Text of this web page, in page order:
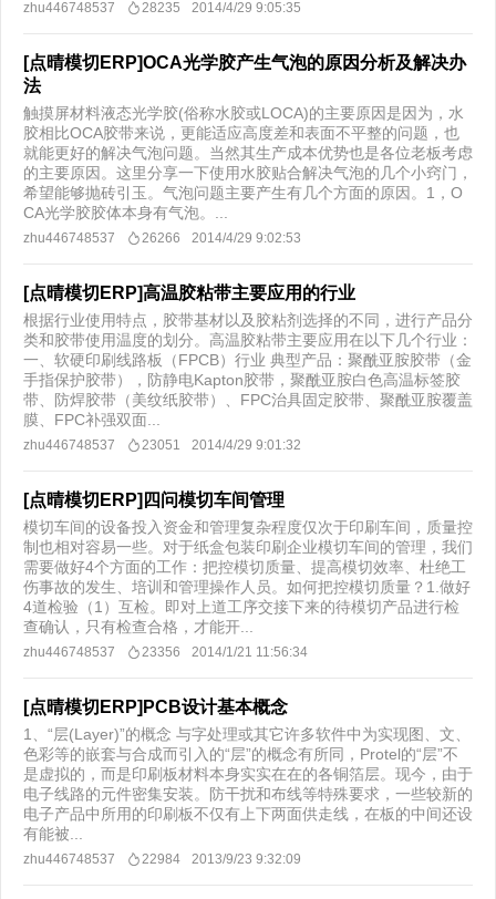
zhu446748537 28235 2014/4/29 9:05:35
[点晴模切ERP]OCA光学胶产生气泡的原因分析及解决办
法
触摸屏材料液态光学胶(俗称水胶或LOCA)的主要原因是因为，水
胶相比OCA胶带来说，更能适应高度差和表面不平整的问题，也
就能更好的解决气泡问题。当然其生产成本优势也是各位老板考虑
的主要原因。这里分享一下使用水胶贴合解决气泡的几个小窍门，
希望能够抛砖引玉。气泡问题主要产生有几个方面的原因。1，O
CA光学胶胶体本身有气泡。...
zhu446748537 26266 2014/4/29 9:02:53
[点晴模切ERP]高温胶粘带主要应用的行业
根据行业使用特点，胶带基材以及胶粘剂选择的不同，进行产品分
类和胶带使用温度的划分。高温胶粘带主要应用在以下几个行业：
一、软硬印刷线路板（FPCB）行业 典型产品：聚酰亚胺胶带（金
手指保护胶带），防静电Kapton胶带，聚酰亚胺白色高温标签胶
带、防焊胶带（美纹纸胶带）、FPC治具固定胶带、聚酰亚胺覆盖
膜、FPC补强双面...
zhu446748537 23051 2014/4/29 9:01:32
[点晴模切ERP]四问模切车间管理
模切车间的设备投入资金和管理复杂程度仅次于印刷车间，质量控
制也相对容易一些。对于纸盒包装印刷企业模切车间的管理，我们
需要做好4个方面的工作：把控模切质量、提高模切效率、杜绝工
伤事故的发生、培训和管理操作人员。如何把控模切质量？1.做好
4道检验（1）互检。即对上道工序交接下来的待模切产品进行检
查确认，只有检查合格，才能开...
zhu446748537 23356 2014/1/21 11:56:34
[点晴模切ERP]PCB设计基本概念
1、“层(Layer)”的概念 与字处理或其它许多软件中为实现图、文、
色彩等的嵌套与合成而引入的“层”的概念有所同，Protel的“层”不
是虚拟的，而是印刷板材料本身实实在在的各铜箔层。现今，由于
电子线路的元件密集安装。防干扰和布线等特殊要求，一些较新的
电子产品中所用的印刷板不仅有上下两面供走线，在板的中间还设
有能被...
zhu446748537 22984 2013/9/23 9:32:09